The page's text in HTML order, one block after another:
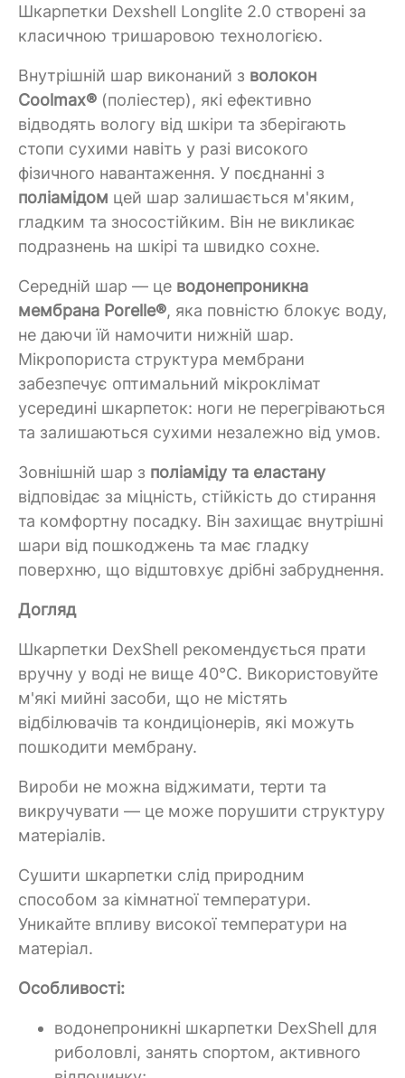
Шкарпетки Dexshell Longlite 2.0 створені за
класичною тришаровою технологією.
Внутрішній шар виконаний з волокон
Coolmax® (поліестер), які ефективно
відводять вологу від шкіри та зберігають
стопи сухими навіть у разі високого
фізичного навантаження. У поєднанні з
поліамідом цей шар залишається м'яким,
гладким та зносостійким. Він не викликає
подразнень на шкірі та швидко сохне.
Середній шар — це водонепроникна
мембрана Porelle®, яка повністю блокує воду,
не даючи їй намочити нижній шар.
Мікропориста структура мембрани
забезпечує оптимальний мікроклімат
усередині шкарпеток: ноги не перегріваються
та залишаються сухими незалежно від умов.
Зовнішній шар з поліаміду та еластану
відповідає за міцність, стійкість до стирання
та комфортну посадку. Він захищає внутрішні
шари від пошкоджень та має гладку
поверхню, що відштовхує дрібні забруднення.
Догляд
Шкарпетки DexShell рекомендується прати
вручну у воді не вище 40°C. Використовуйте
м'які мийні засоби, що не містять
відбілювачів та кондиціонерів, які можуть
пошкодити мембрану.
Вироби не можна віджимати, терти та
викручувати — це може порушити структуру
матеріалів.
Сушити шкарпетки слід природним
способом за кімнатної температури.
Уникайте впливу високої температури на
матеріал.
Особливості:
водонепроникні шкарпетки DexShell для
риболовлі, занять спортом, активного